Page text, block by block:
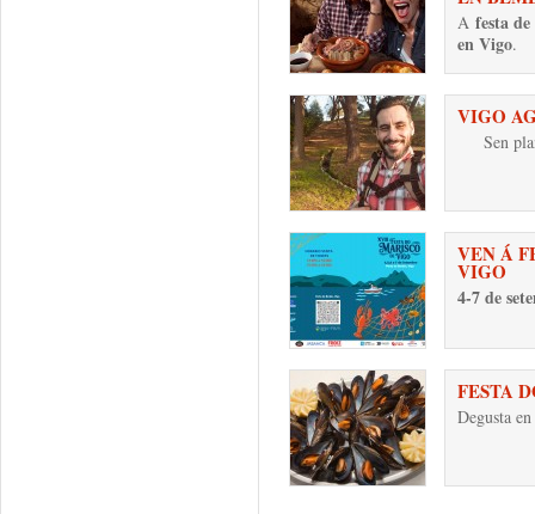
A festa
en Vigo.
VIGO
Sen
VEN Á
VIGO
4-7 de
FESTA
Degusta